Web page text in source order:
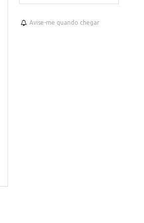
Avise-me quando chegar